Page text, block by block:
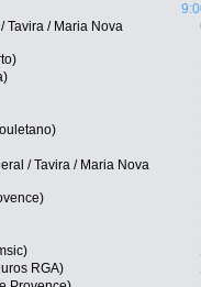
Tavira / Maria Nova
/ Tavira / Maria Nova
RGA)